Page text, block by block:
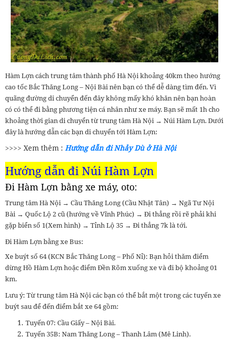
Hàm Lợn cách trung tâm thành phố Hà Nội khoảng 40km theo hướng
cao tốc Bắc Thăng Long – Nội Bài nên bạn có thể dễ dàng tìm đến. Vì
quãng đường di chuyển đến đây không mấy khó khăn nên bạn hoàn
có có thể đi bằng phương tiện cá nhân như xe máy. Bạn sẽ mất 1h cho
khoảng thời gian di chuyển từ trung tâm Hà Nội → Núi Hàm Lợn. Dưới
đây là hướng dẫn các bạn di chuyển tới Hàm Lợn:
>>>> Xem thêm : Hướng dẫn đi Nhảy Dù ở Hà Nội
Hướng dẫn đi Núi Hàm Lợn
Đi Hàm Lợn bằng xe máy, oto:
Trung tâm Hà Nội → Cầu Thăng Long (Cầu Nhật Tân) → Ngã Tư Nội
Bài → Quốc Lộ 2 cũ (hướng về Vĩnh Phúc) → Đi thẳng rồi rẽ phải khi
gặp biển số 1(Xem hình) → Tỉnh Lộ 35 → Đi thẳng 7k là tới.
Đi Hàm Lợn bằng xe Bus:
Xe buýt số 64 (KCN Bắc Thăng Long – Phố Nỉ): Bạn hỏi thăm điểm
dừng Hồ Hàm Lợn hoặc điểm Đền Rõm xuống xe và đi bộ khoảng 01
km.
Lưu ý: Từ trung tâm Hà Nội các bạn có thể bắt một trong các tuyến xe
buýt sau để đến điểm bắt xe 64 gồm:
Tuyến 07: Cầu Giấy – Nội Bài.
Tuyến 35B: Nam Thăng Long – Thanh Lâm (Mê Linh).